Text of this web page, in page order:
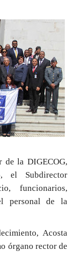
de la DIGECOG,
el Subdirector
funcionarios,
personal de la
Acosta
órgano rector de